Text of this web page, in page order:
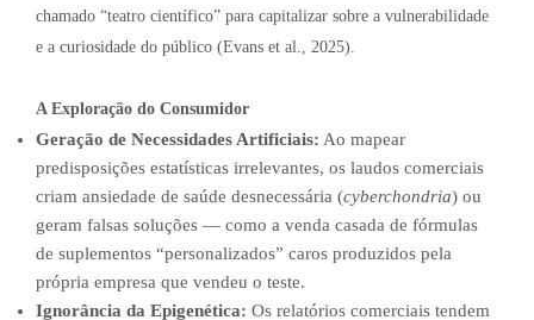
chamado “teatro científico” para capitalizar sobre a vulnerabilidade
e a curiosidade do público (Evans et al., 2025).
A Exploração do Consumidor
Geração de Necessidades Artificiais: Ao mapear
predisposições estatísticas irrelevantes, os laudos comerciais
criam ansiedade de saúde desnecessária (cyberchondria) ou
geram falsas soluções — como a venda casada de fórmulas
de suplementos “personalizados” caros produzidos pela
própria empresa que vendeu o teste.
Ignorância da Epigenética: Os relatórios comerciais tendem